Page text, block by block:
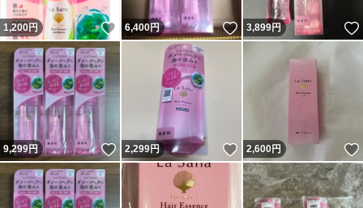
1,200円 いいね！
6,400円 いいね！
3,899円
9,299円 いいね！
2,299円 いいね！
2,600円